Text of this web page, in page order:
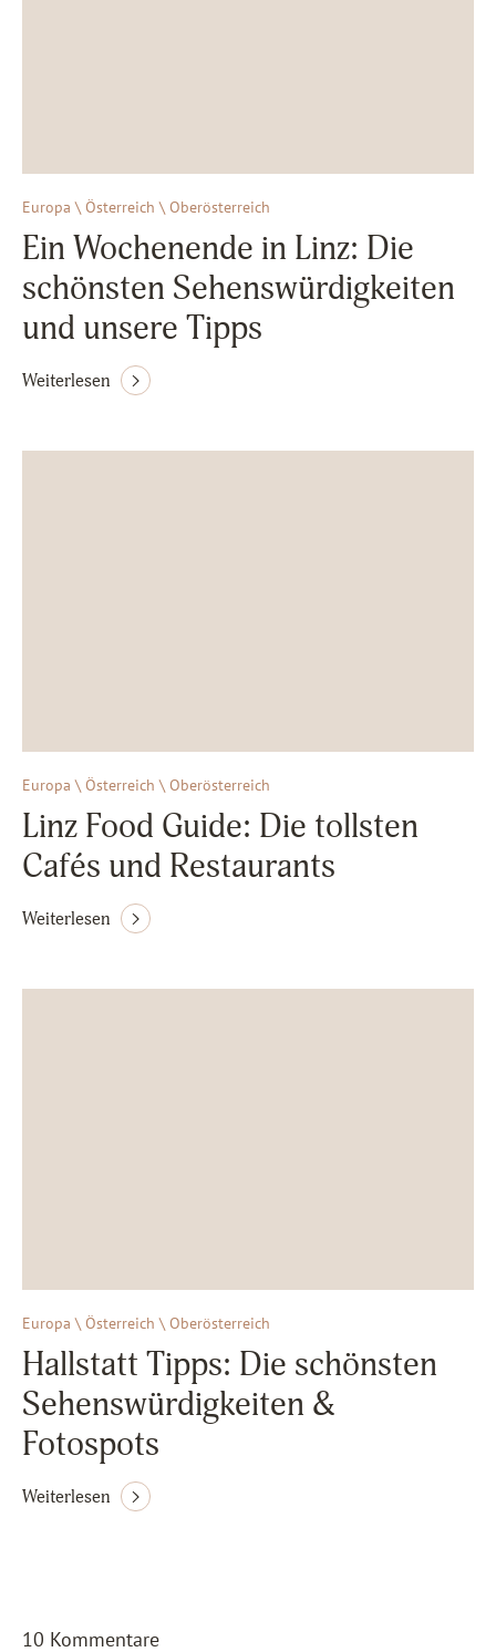
Europa \ Österreich \ Oberösterreich
Ein Wochenende in Linz: Die
schönsten Sehenswürdigkeiten
und unsere Tipps
Weiterlesen
Europa \ Österreich \ Oberösterreich
Linz Food Guide: Die tollsten
Cafés und Restaurants
Weiterlesen
Europa \ Österreich \ Oberösterreich
Hallstatt Tipps: Die schönsten
Sehenswürdigkeiten &
Fotospots
Weiterlesen
10 Kommentare